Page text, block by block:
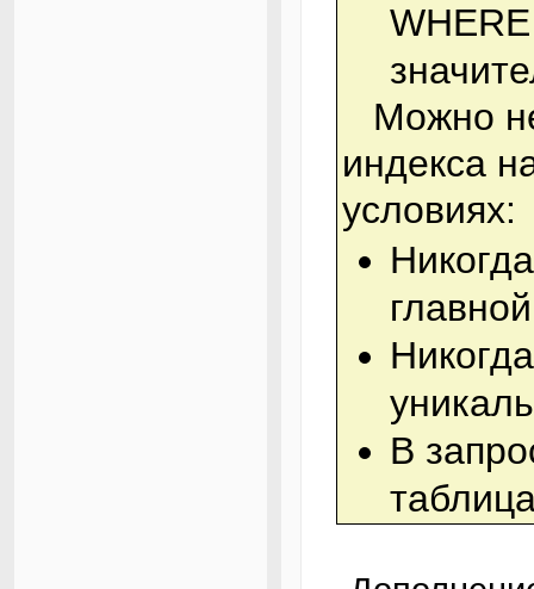
Можно не беспокоиться о наличии
индекса
условиях:
В